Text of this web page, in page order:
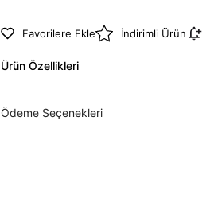
Favorilere Ekle İndirimli Ürün
Ürün Özellikleri
Ödeme Seçenekleri